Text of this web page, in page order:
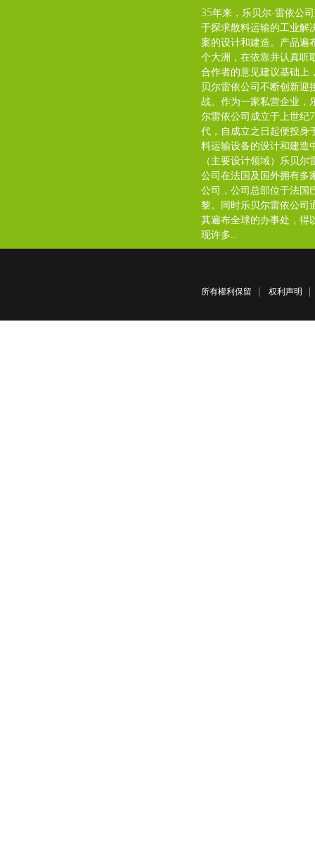
35年来，乐贝尔-雷依公
于探求散料运输的工业解
案的设计和建造。产品遍
个大洲，在依靠并认真听
合作者的意见建议基础上
贝尔雷依公司不断创新迎
战。作为一家私营企业，
尔雷依公司成立于上世纪
代，自成立之日起便投身
料运输设备的设计和建造
（主要设计领域）乐贝尔
公司在法国及国外拥有多
公司，公司总部位于法国
黎。同时乐贝尔雷依公司
其遍布全球的办事处，得
现许多...
所有權利保留 权利声明